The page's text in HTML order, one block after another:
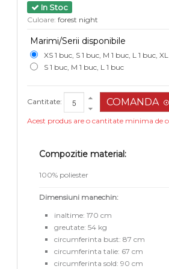
In Stoc
Culoare: forest night
Marimi/Serii disponibile
XS 1 buc, S 1 buc, M 1 buc, L 1 buc,
S 1 buc, M 1 buc, L 1 buc
Cantitate:
Acest produs are o cantitate minima de
Compozitie material:
100% poliester
Dimensiuni manechin:
inaltime: 170 cm
greutate: 54 kg
circumferinta bust: 87 cm
circumferinta talie: 67 cm
circumferinta sold: 90 cm